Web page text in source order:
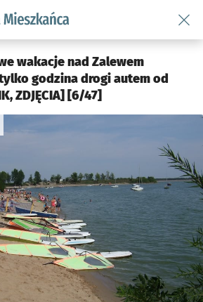
wroclaw.pl podserwis: Dla mieszkańca
wakacje nad Zalewem
godzina drogi autem od
ZDJĘCIA] [6/47]